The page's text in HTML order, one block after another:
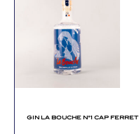
GIN LA BOUCHE N°1 CAP FERRET